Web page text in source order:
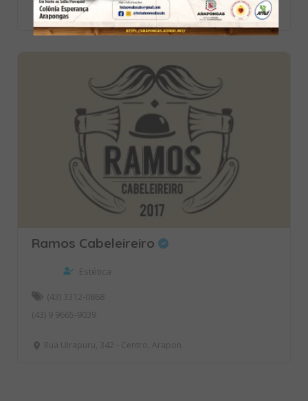
Rua Perdizes, 875 - Centro, Arapongas - PR, Brasil
Ramos Cabeleireiro
Estética
(43) 3312-0868
(43) 9 9665-9039
Rua Uirapuru, 342 - Centro, Arapongas - PR, Brasil